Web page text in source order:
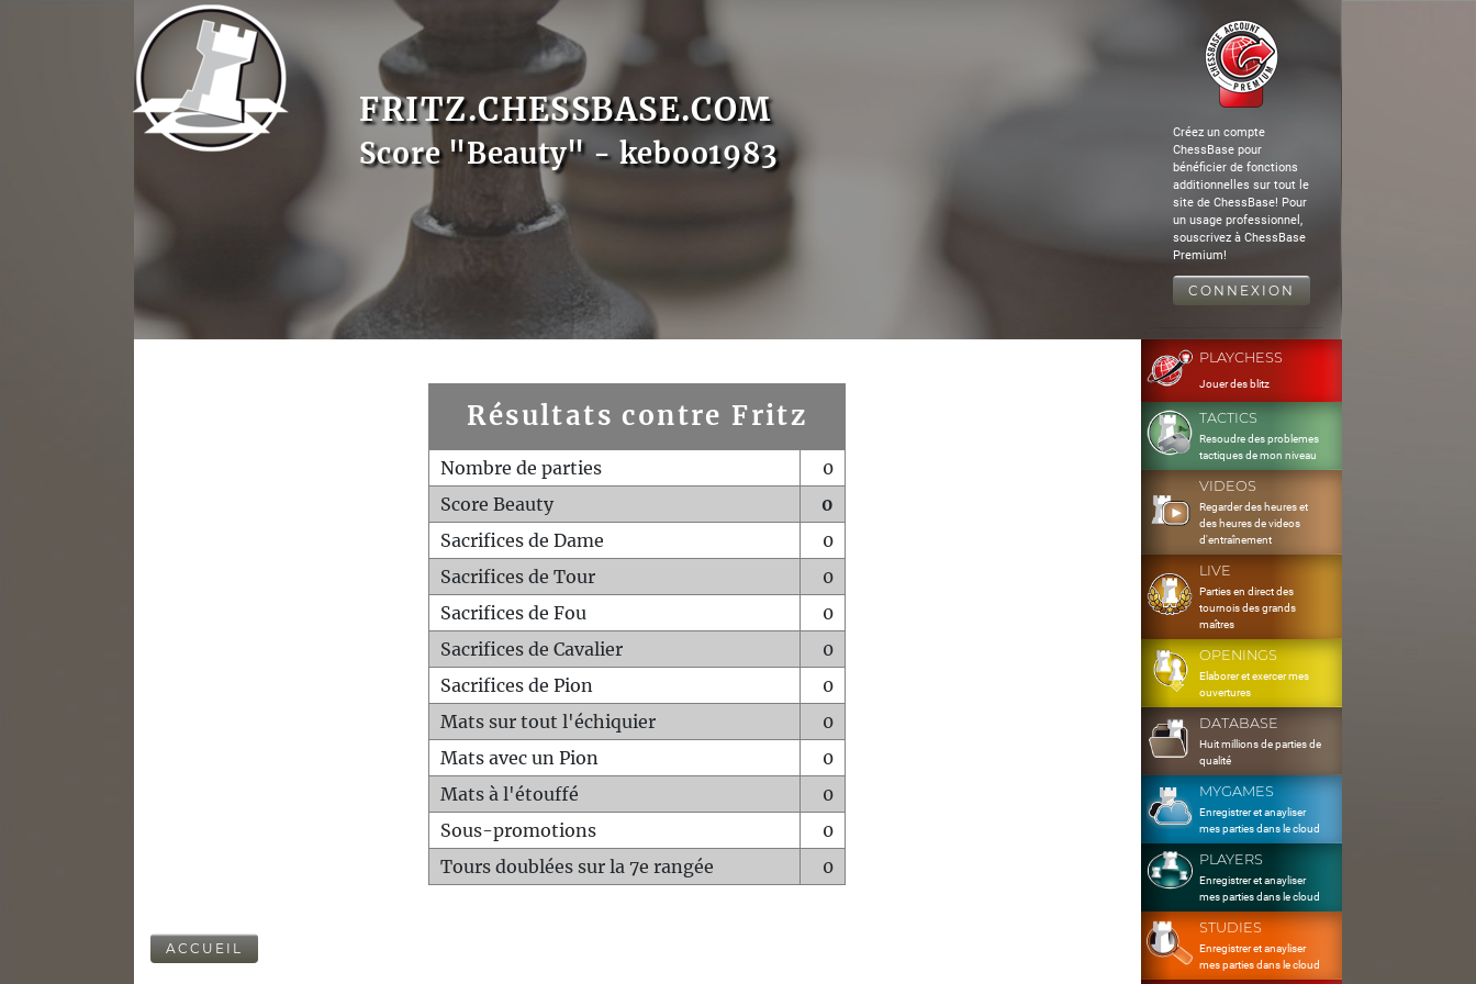
FRITZ.CHESSBASE.COM
Score "Beauty" - keboo1983
Créez un compte
ChessBase pour
bénéficier de fonctions
additionnelles sur tout le
site de ChessBase! Pour
un usage professionnel,
souscrivez à ChessBase
Premium!
CONNEXION
Résultats contre Fritz
Nombre de parties
0
Score Beauty
0
Sacrifices de Dame
0
Sacrifices de Tour
0
Sacrifices de Fou
0
Sacrifices de Cavalier
0
Sacrifices de Pion
0
Mats sur tout l'échiquier
0
Mats avec un Pion
0
Mats à l'étouffé
0
Sous-promotions
0
Tours doublées sur la 7e rangée
0
ACCUEIL
PLAYCHESS
Jouer des blitz
TACTICS
Resoudre des problemes
tactiques de mon niveau
VIDEOS
Regarder des heures et
des heures de videos
d'entraînement
LIVE
Parties en direct des
tournois des grands
maîtres
OPENINGS
Elaborer et exercer mes
ouvertures
DATABASE
Huit millions de parties de
qualité
MYGAMES
Enregistrer et anayliser
mes parties dans le cloud
PLAYERS
Enregistrer et anayliser
mes parties dans le cloud
STUDIES
Enregistrer et anayliser
mes parties dans le cloud